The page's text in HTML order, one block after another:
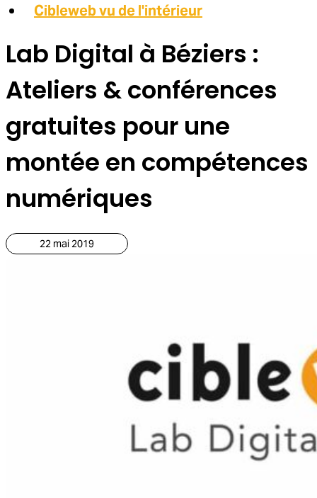
Cibleweb vu de l'intérieur
Lab Digital à Béziers :
Ateliers & conférences
gratuites pour une
montée en compétences
numériques
22 mai 2019